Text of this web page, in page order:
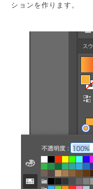
ションを作ります。